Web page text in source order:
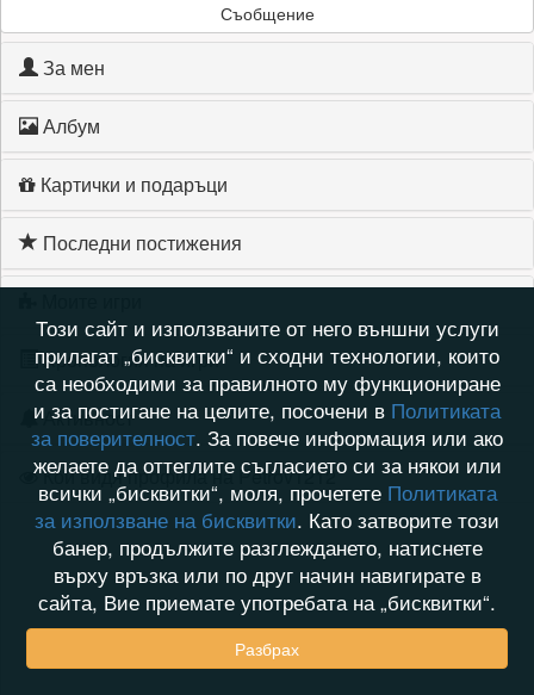
Съобщение
За мен
Албум
Картички и подаръци
Последни постижения
Хронология на игри
Активност
Кой видя профила на Petrov1212
Този сайт и използваните от него външни услуги
прилагат „бисквитки“ и сходни технологии, които
са необходими за правилното му функциониране
и за постигане на целите, посочени в Политиката
за поверителност. За повече информация или ако
желаете да оттеглите съгласието си за някои или
всички „бисквитки“, моля, прочетете Политиката
за използване на бисквитки. Като затворите този
банер, продължите разглеждането, натиснете
върху връзка или по друг начин навигирате в
сайта, Вие приемате употребата на „бисквитки“.
Разбрах